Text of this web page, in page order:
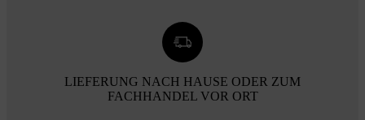
LIEFERUNG NACH HAUSE ODER ZUM
FACHHANDEL VOR ORT